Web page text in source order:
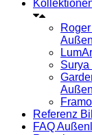
Surya
Referenz
FAQ